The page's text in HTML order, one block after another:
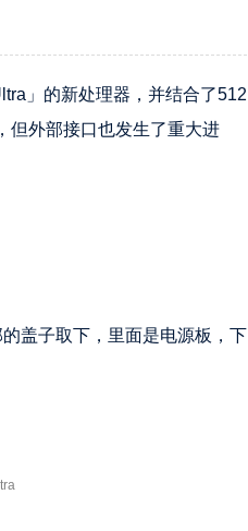
」的新处理器，并结合了512
但外部接口也发生了重大进
盖子取下，里面是电源板，下